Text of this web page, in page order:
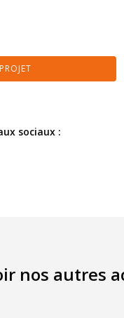
sociaux :
nos autres